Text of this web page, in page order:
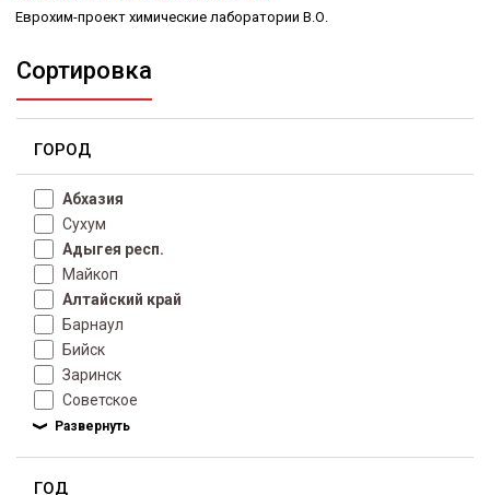
Еврохим-проект химические лаборатории В.О.
Сортировка
ГОРОД
Абхазия
Сухум
Адыгея респ.
Майкоп
Алтайский край
Барнаул
Бийск
Заринск
Советское
ГОД